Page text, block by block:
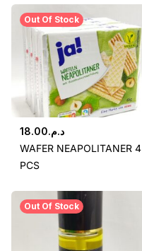
Out Of Stock
د.م.18.00
WAFER NEAPOLITANER 4
PCS
Out Of Stock